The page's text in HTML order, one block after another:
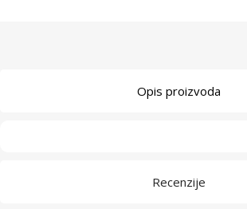
Opis proizvoda
Recenzije